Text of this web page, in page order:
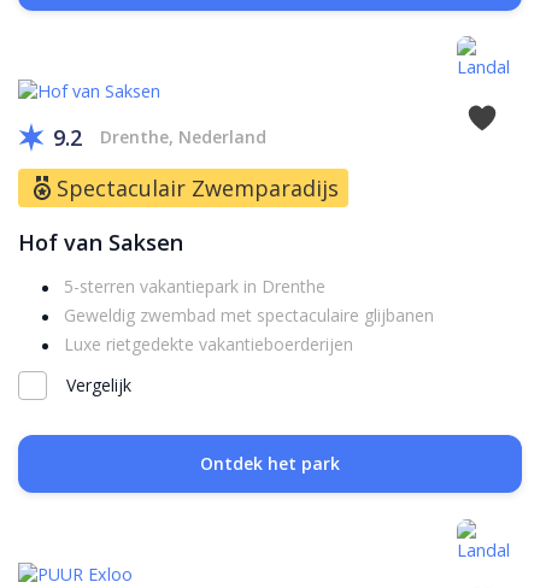
9.2 Drenthe, Nederland
Spectaculair Zwemparadijs
Hof van Saksen
5-sterren vakantiepark in Drenthe
Geweldig zwembad met spectaculaire glijbanen
Luxe rietgedekte vakantieboerderijen
Vergelijk
Ontdek het park